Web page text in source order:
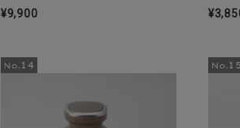
¥9,900